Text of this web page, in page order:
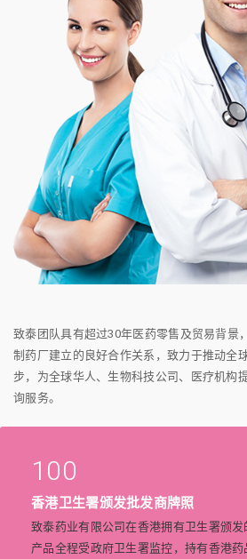
致泰团队具有超过30年医药零售及贸易背景
制药厂建立的良好合作关系，致力于推动全
步，为全球华人、生物科技公司、医疗机构
询服务。
100
香港卫生署颁发批发商牌照
致泰药业有限公司在香港拥有卫生署颁
产品全程受政府卫生署监控，持有香港